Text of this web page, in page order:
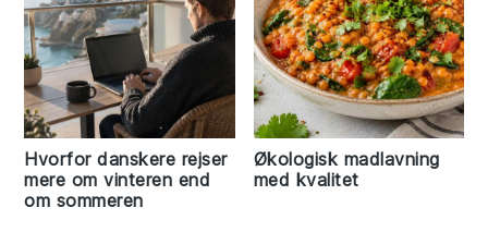
Hvorfor danskere rejser
mere om vinteren end
om sommeren
Økologisk madlavning
med kvalitet